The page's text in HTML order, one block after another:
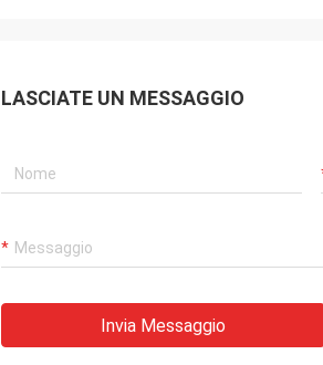
LASCIATE UN MESSAGGIO
Invia Messaggio